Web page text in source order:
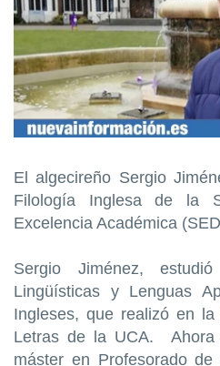
El algecireño Sergio
Filología Inglesa de la
Excelencia Académica
​Sergio Jiménez,
Lingüísticas y Lenguas
Ingleses, que realizó en
Letras de la UCA. Ahora
máster en Profesorado de